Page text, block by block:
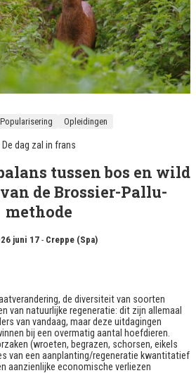
Popularisering Opleidingen
De dag zal in frans
tussen bos en wild
de Brossier-Pallu-
methode
juni 17 - Creppe (Spa)
de diversiteit van soorten
van natuurlijke regeneratie: dit zijn allemaal
van vandaag, maar deze uitdagingen
bij een overmatig aantal hoefdieren.
(wroeten, begrazen, schorsen, eikels
van een aanplanting/regeneratie kwantitatief
aanzienlijke economische verliezen